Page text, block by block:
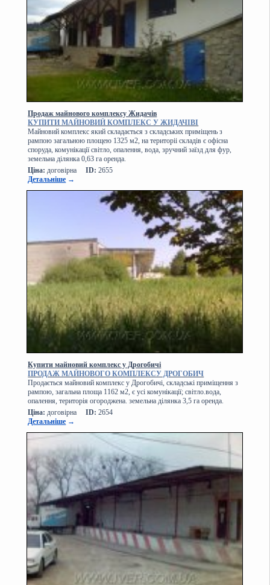
Продаж майнового комплексу Жидачів
КУПИТИ МАЙНОВИЙ КОМПЛЕКС У ЖИДАЧІВІ
Майновий комплекс який складається з складських приміщень з
рампою загальною площею 1325 м2, на територіі складів є офісна
споруда, комунікації світло, опалення, вода, зручний заїзд для фур,
земельна ділянка 0,63 га оренда.
Ціна: договірна ID: 2655
Детальніше →
Купити майновий комплекс у Дрогобичі
ПРОДАЖ МАЙНОВОГО КОМПЛЕКСУ ДРОГОБИЧ
Продається майновий комплекс у Дрогобичі, складські приміщення з
рампою, загальна площа 1162 м2, є усі комунікації; світло.вода,
опалення, територія огороджена. земельна ділянка 3,5 га оренда.
Ціна: договірна ID: 2654
Детальніше →